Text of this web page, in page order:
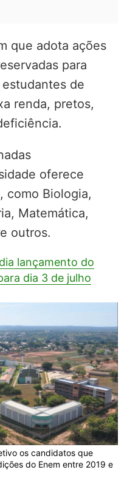
que adota ações
para
de
renda, pretos,
oferece
como Biologia,
Matemática,
outros.
lançamento do
dia 3 de julho
os candidatos que
do Enem entre 2019 e